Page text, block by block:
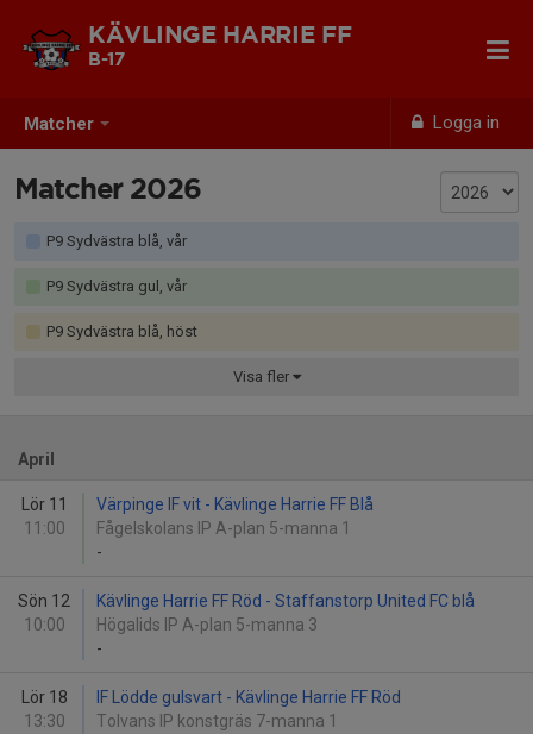
Matcher Logga in
KÄVLINGE HARRIE FF
B-17
Matcher 2026
P9 Sydvästra blå, vår
P9 Sydvästra gul, vår
P9 Sydvästra blå, höst
Visa fler
April
Lör 11
11:00
Värpinge IF vit - Kävlinge Harrie FF Blå
Fågelskolans IP A-plan 5-manna 1
-
Sön 12
10:00
Kävlinge Harrie FF Röd - Staffanstorp United FC blå
Högalids IP A-plan 5-manna 3
-
Lör 18
13:30
IF Lödde gulsvart - Kävlinge Harrie FF Röd
Tolvans IP konstgräs 7-manna 1